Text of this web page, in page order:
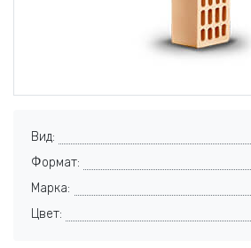
Вид:
Формат:
Марка:
Цвет: